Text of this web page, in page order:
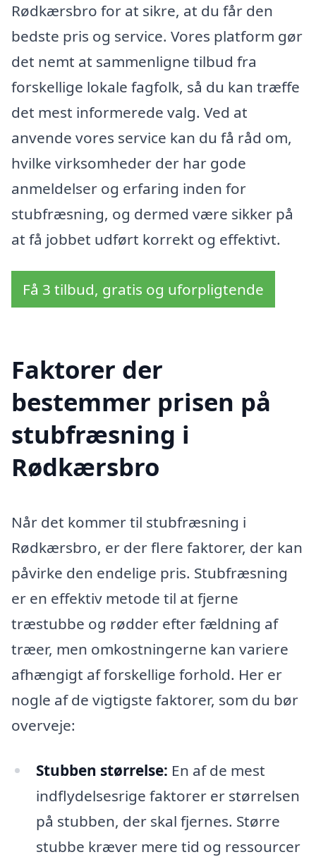
Rødkærsbro for at sikre, at du får den
bedste pris og service. Vores platform gør
det nemt at sammenligne tilbud fra
forskellige lokale fagfolk, så du kan træffe
det mest informerede valg. Ved at
anvende vores service kan du få råd om,
hvilke virksomheder der har gode
anmeldelser og erfaring inden for
stubfræsning, og dermed være sikker på
at få jobbet udført korrekt og effektivt.
Få 3 tilbud, gratis og uforpligtende
Faktorer der
bestemmer prisen på
stubfræsning i
Rødkærsbro
Når det kommer til stubfræsning i
Rødkærsbro, er der flere faktorer, der kan
påvirke den endelige pris. Stubfræsning
er en effektiv metode til at fjerne
træstubbe og rødder efter fældning af
træer, men omkostningerne kan variere
afhængigt af forskellige forhold. Her er
nogle af de vigtigste faktorer, som du bør
overveje:
Stubben størrelse: En af de mest
indflydelsesrige faktorer er størrelsen
på stubben, der skal fjernes. Større
stubbe kræver mere tid og ressourcer